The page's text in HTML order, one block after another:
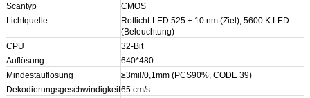
Scantyp
CMOS
Lichtquelle
Rotlicht-LED 525 ± 10 nm (Ziel), 5600 K LED
(Beleuchtung)
CPU
32-Bit
Auflösung
640*480
Mindestauflösung
≥3mil/0,1mm (PCS90%, CODE 39)
Dekodierungsgeschwindigkeit65 cm/s